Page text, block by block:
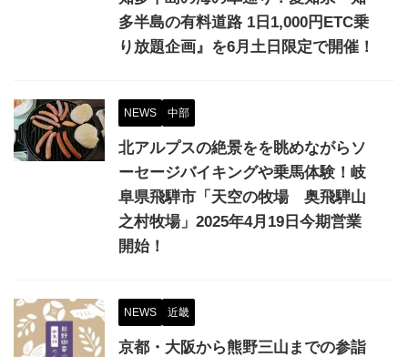
多半島の有料道路 1日1,000円ETC乗
り放題企画』を6月土日限定で開催！
NEWS 中部
北アルプスの絶景をを眺めながらソ
ーセージバイキングや乗馬体験！岐
阜県飛騨市「天空の牧場 奥飛騨山
之村牧場」2025年4月19日今期営業
開始！
NEWS 近畿
京都・大阪から熊野三山までの参詣